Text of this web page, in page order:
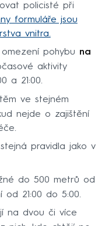
policisté při
formuláře jsou
vnitra.
pohybu na
aktivity
a 21:00.
ve stejném
nejde o zajištění
pravidla jako v
do 500 metrů od
od 21:00 do 5:00.
na dvou či více